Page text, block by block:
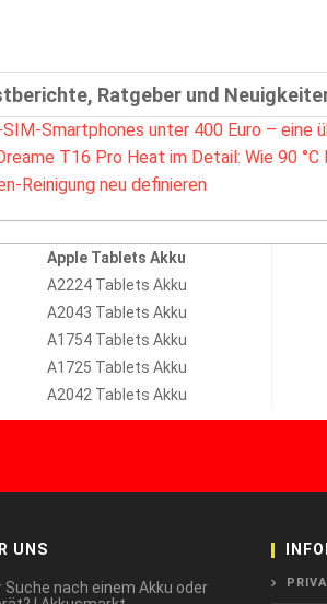
Ratgeber und
SIM-Smartphones unter 400 Euro – eine
T16 Pro Heat im Detail: Wie 90
Reinigung neu definieren
Apple Tablets Akku
A2224 Tablets Akku
A2043 Tablets Akku
A1754 Tablets Akku
A1725 Tablets Akku
A2042 Tablets Akku
UNS
Suche nach einem Akku oder